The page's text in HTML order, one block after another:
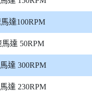
達100RPM
達 50RPM
達 300RPM
達 230RPM